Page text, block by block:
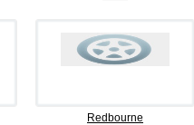
Redbourne